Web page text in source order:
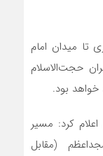
تا میدان امام
صبح و سخنران حجت‌الاسلام
خواهد بود.
کرد: مسیر
(مقابل